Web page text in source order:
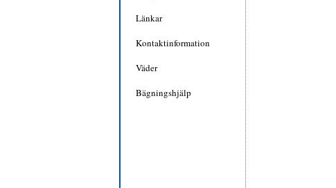
Länkar
Kontaktinformation
Väder
Bägningshjälp